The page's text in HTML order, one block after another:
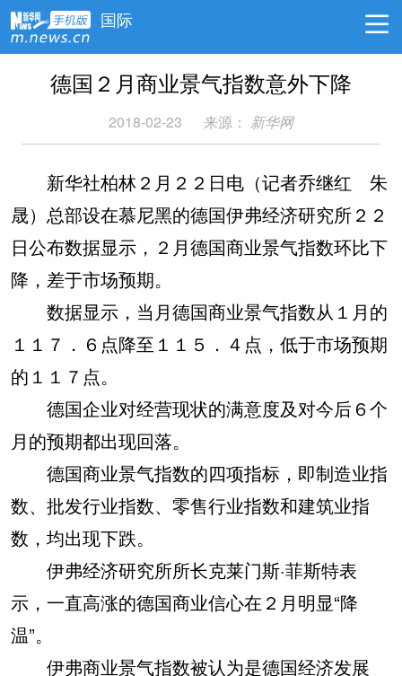
国际
德国２月商业景气指数意外下降
2018-02-23 来源： 新华网
新华社柏林２月２２日电（记者乔继红 朱
晟）总部设在慕尼黑的德国伊弗经济研究所２２
日公布数据显示，２月德国商业景气指数环比下
降，差于市场预期。
数据显示，当月德国商业景气指数从１月的
１１７．６点降至１１５．４点，低于市场预期
的１１７点。
德国企业对经营现状的满意度及对今后６个
月的预期都出现回落。
德国商业景气指数的四项指标，即制造业指
数、批发行业指数、零售行业指数和建筑业指
数，均出现下跌。
伊弗经济研究所所长克莱门斯·菲斯特表
示，一直高涨的德国商业信心在２月明显“降
温”。
伊弗商业景气指数被认为是德国经济发展